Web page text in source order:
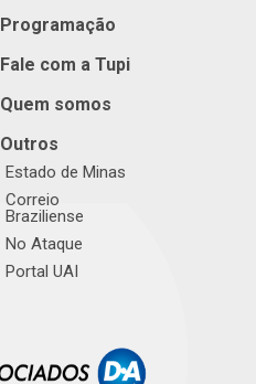
Programação
Fale com a Tupi
Quem somos
Outros
Estado de Minas
Correio
Braziliense
No Ataque
Portal UAI